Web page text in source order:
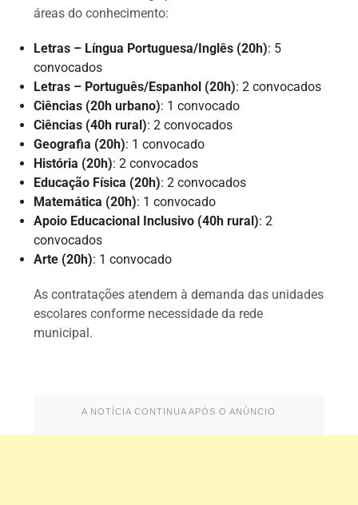
áreas do conhecimento:
Letras – Língua Portuguesa/Inglês (20h): 5
convocados
Letras – Português/Espanhol (20h): 2 convocados
Ciências (20h urbano): 1 convocado
Ciências (40h rural): 2 convocados
Geografia (20h): 1 convocado
História (20h): 2 convocados
Educação Física (20h): 2 convocados
Matemática (20h): 1 convocado
Apoio Educacional Inclusivo (40h rural): 2
convocados
Arte (20h): 1 convocado
As contratações atendem à demanda das unidades
escolares conforme necessidade da rede
municipal.
A NOTÍCIA CONTINUA APÓS O ANÚNCIO